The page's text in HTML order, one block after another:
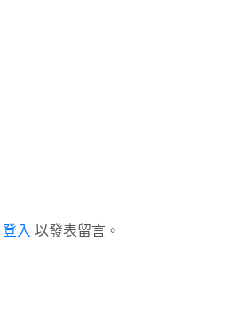
登入 以發表留言。